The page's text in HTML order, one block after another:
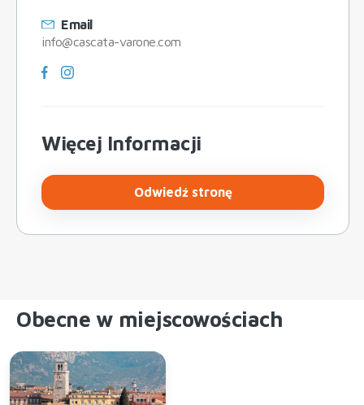
Email
info@cascata-varone.com
Więcej Informacji
Odwiedź stronę
Obecne w miejscowościach